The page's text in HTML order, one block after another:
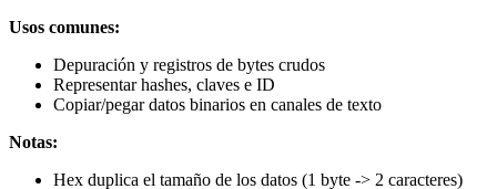
Usos comunes:
Depuración y registros de bytes crudos
Representar hashes, claves e ID
Copiar/pegar datos binarios en canales de texto
Notas:
Hex duplica el tamaño de los datos (1 byte -> 2 caracteres)